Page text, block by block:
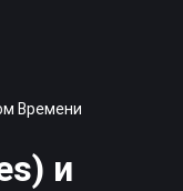
Времени
и